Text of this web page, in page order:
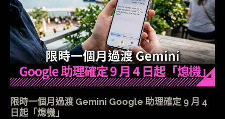
限時一個月過渡 Gemini Google 助理確定 9 月 4
日起「熄機」